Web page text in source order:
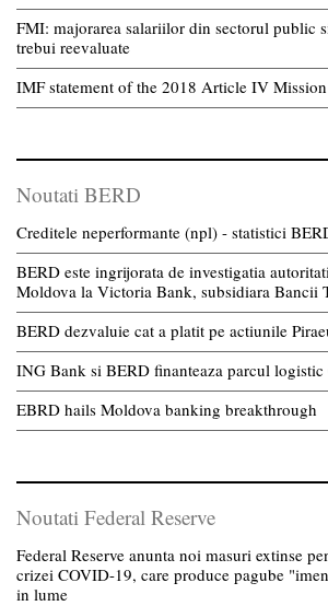
FMI: majorarea salariilor din sectorul public
trebui reevaluate
IMF statement of the 2018 Article IV
Noutati BERD
Creditele neperformante (npl) - statistici
BERD este ingrijorata de investigatia
Moldova la Victoria Bank, subsidiara Bancii
BERD dezvaluie cat a platit pe actiunile
ING Bank si BERD finanteaza parcul logistic
EBRD hails Moldova banking breakthrough
Noutati Federal Reserve
Federal Reserve anunta noi masuri extinse
crizei COVID-19, care produce pagube
in lume